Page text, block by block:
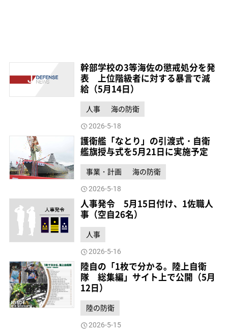
幹部学校の3等海佐の懲戒処分を発
表 上位階級者に対する暴言で減
給（5月14日）
人事 海の防衛
2026-5-18
護衛艦「なとり」の引渡式・自衛
艦旗授与式を5月21日に実施予定
事業・計画 海の防衛
2026-5-18
人事発令 5月15日付け、1佐職人
事（空自26名）
人事
2026-5-16
陸自の「1枚で分かる。陸上自衛
隊 総集編」サイト上で公開（5月
12日）
陸の防衛
2026-5-15